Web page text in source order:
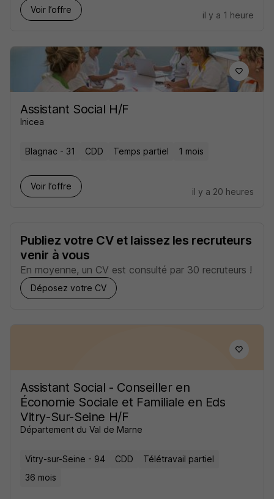
Voir l’offre
il y a 1 heure
Assistant Social H/F
Inicea
Blagnac - 31 CDD Temps partiel 1 mois
Voir l’offre
il y a 20 heures
Publiez votre CV et laissez les recruteurs
venir à vous
En moyenne, un CV est consulté par 30 recruteurs !
Déposez votre CV
Assistant Social - Conseiller en
Économie Sociale et Familiale en Eds
Vitry-Sur-Seine H/F
Département du Val de Marne
Vitry-sur-Seine - 94 CDD
Télétravail partiel
36 mois